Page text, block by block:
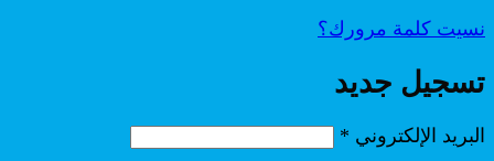
نسيت كلمة مرورك؟
تسجيل جديد
البريد الإلكتروني *